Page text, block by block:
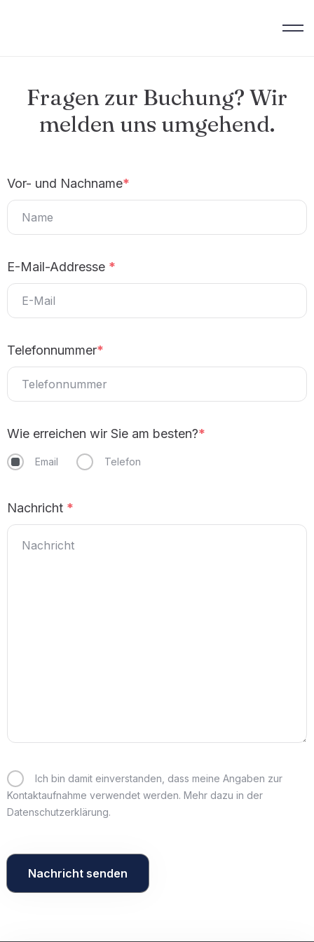
Fragen zur Buchung? Wir
melden uns umgehend.
Vor- und Nachname*
E-Mail-Addresse *
Telefonnummer*
Wie erreichen wir Sie am besten?*
Email Telefon
Nachricht *
Ich bin damit einverstanden, dass meine Angaben zur
Kontaktaufnahme verwendet werden. Mehr dazu in der
Datenschutzerklärung.
Nachricht senden
Anreise